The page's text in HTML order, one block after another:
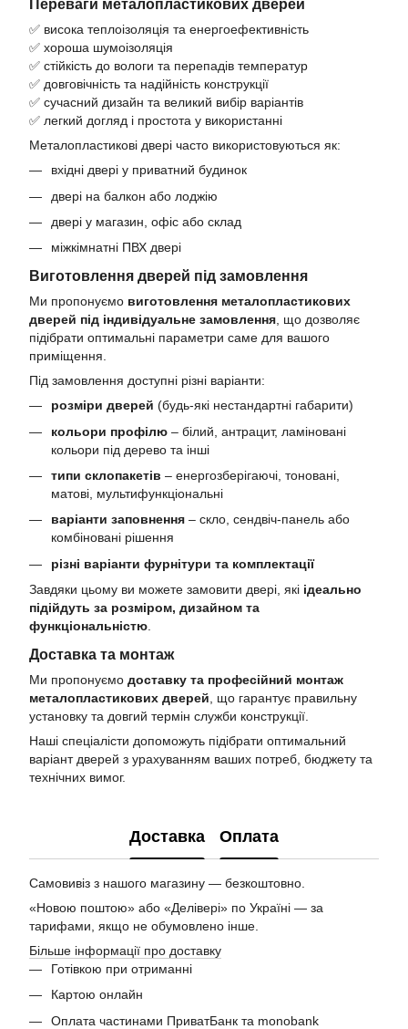
Переваги металопластикових дверей
✅ висока теплоізоляція та енергоефективність
✅ хороша шумоізоляція
✅ стійкість до вологи та перепадів температур
✅ довговічність та надійність конструкції
✅ сучасний дизайн та великий вибір варіантів
✅ легкий догляд і простота у використанні
Металопластикові двері часто використовуються як:
вхідні двері у приватний будинок
двері на балкон або лоджію
двері у магазин, офіс або склад
міжкімнатні ПВХ двері
Виготовлення дверей під замовлення
Ми пропонуємо виготовлення металопластикових
дверей під індивідуальне замовлення , що дозволяє
підібрати оптимальні параметри саме для вашого
приміщення.
Під замовлення доступні різні варіанти:
розміри дверей (будь-які нестандартні габарити)
кольори профілю – білий, антрацит, ламіновані
кольори під дерево та інші
типи склопакетів – енергозберігаючі, тоновані,
матові, мультифункціональні
варіанти заповнення – скло, сендвіч-панель або
комбіновані рішення
різні варіанти фурнітури та комплектації
Завдяки цьому ви можете замовити двері, які ідеально
підійдуть за розміром, дизайном та
функціональністю
Доставка та монтаж
Ми пропонуємо доставку та професійний монтаж
металопластикових дверей , що гарантує правильну
установку та довгий термін служби конструкції.
Наші спеціалісти допоможуть підібрати оптимальний
варіант дверей з урахуванням ваших потреб, бюджету та
технічних вимог.
Доставка Оплата
Самовивіз з нашого магазину — безкоштовно.
«Новою поштою» або «Делівері» по Україні — за
тарифами, якщо не обумовлено інше.
Більше інформації про доставку
Готівкою при отриманні
Картою онлайн
Оплата частинами ПриватБанк та monobank